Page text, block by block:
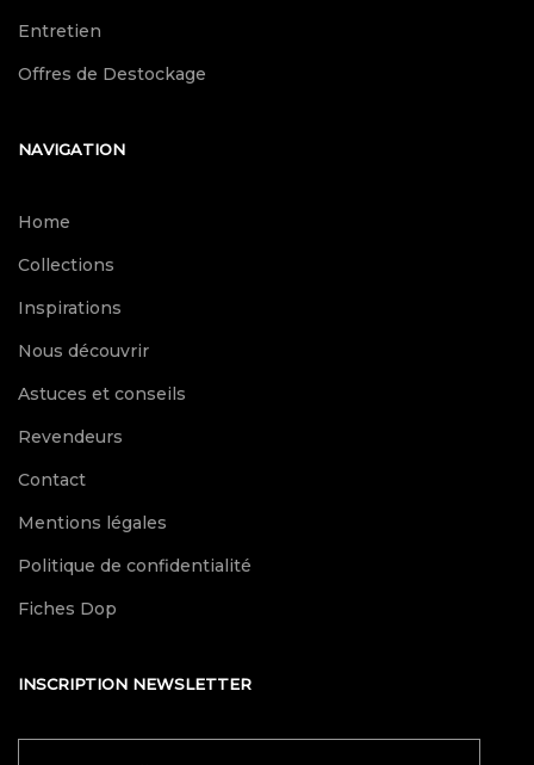
Entretien
Offres de Destockage
NAVIGATION
Home
Collections
Inspirations
Nous découvrir
Astuces et conseils
Revendeurs
Contact
Mentions légales
Politique de confidentialité
Fiches Dop
INSCRIPTION NEWSLETTER